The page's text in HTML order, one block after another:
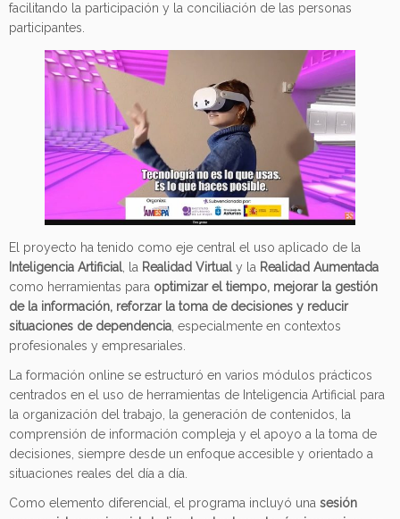
facilitando la participación y la conciliación de las personas
participantes.
El proyecto ha tenido como eje central el uso aplicado de la
Inteligencia Artificial , la Realidad Virtual y la Realidad Aumentada
como herramientas para optimizar el tiempo, mejorar la gestión
de la información, reforzar la toma de decisiones y reducir
situaciones de dependencia , especialmente en contextos
profesionales y empresariales.
La formación online se estructuró en varios módulos prácticos
centrados en el uso de herramientas de Inteligencia Artificial para
la organización del trabajo, la generación de contenidos, la
comprensión de información compleja y el apoyo a la toma de
decisiones, siempre desde un enfoque accesible y orientado a
situaciones reales del día a día.
Como elemento diferencial, el programa incluyó una sesión